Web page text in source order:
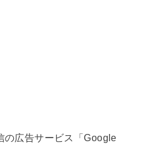
の広告サービス「Google